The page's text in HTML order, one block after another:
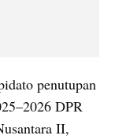
penutupan
DPR
II,